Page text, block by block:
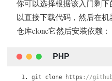
你可以选择根据该入门剩
以直接下载代码，然后在
仓库clone它然后安装依赖：
git clone https : //